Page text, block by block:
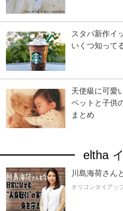
スタバ新作イ
いくつ知って
天使級に可愛
ペットと子供
まとめ
eltha
川島海荷さん
オリコンタイアッ